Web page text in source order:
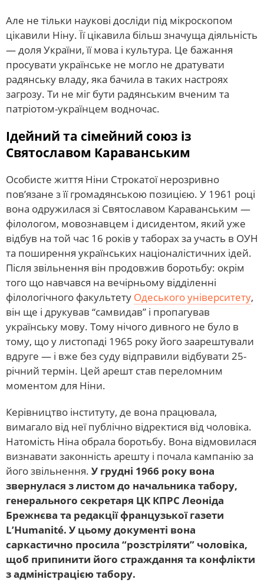
Але не тільки наукові досліди під мікроскопом
цікавили Ніну. Її цікавила більш значуща діяльність
— доля України, її мова і культура. Це бажання
просувати українське не могло не дратувати
радянську владу, яка бачила в таких настроях
загрозу. Ти не міг бути радянським вченим та
патріотом-українцем водночас.
Ідейний та сімейний союз із
Святославом Караванським
Особисте життя Ніни Строкатої нерозривно
пов’язане з її громадянською позицією. У 1961 році
вона одружилася зі Святославом Караванським —
філологом, мовознавцем і дисидентом, який уже
відбув на той час 16 років у таборах за участь в ОУН
та поширення українських націоналістичних ідей.
Після звільнення він продовжив боротьбу: окрім
того що навчався на вечірньому відділенні
філологічного факультету Одеського університету,
він ще і друкував “самвидав” і пропагував
українську мову. Тому нічого дивного не було в
тому, що у листопаді 1965 року його заарештували
вдруге — і вже без суду відправили відбувати 25-
річний термін. Цей арешт став переломним
моментом для Ніни.
Керівництво інституту, де вона працювала,
вимагало від неї публічно відректися від чоловіка.
Натомість Ніна обрала боротьбу. Вона відмовилася
визнавати законність арешту і почала кампанію за
його звільнення. У грудні 1966 року вона
звернулася з листом до начальника табору,
генерального секретаря ЦК КПРС Леоніда
Брежнєва та редакції французької газети
L’Humanité. У цьому документі вона
саркастично просила “розстріляти” чоловіка,
щоб припинити його страждання та конфлікти
з адміністрацією табору.